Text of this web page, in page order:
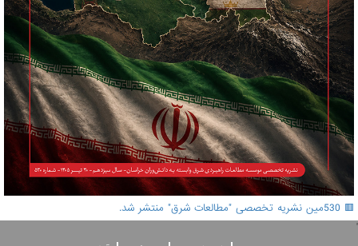
🟥 530مین نشریه تخصصی "مطالعات شرق" منتشر شد.
'